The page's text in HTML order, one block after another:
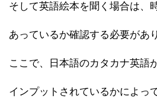
そして英語絵本を聞く場合は、
あっているか確認する必要があ
ここで、日本語のカタカナ英語
インプットされているかによっ